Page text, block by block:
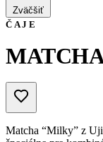
Zväčšiť
ČAJE
Matcha “Milky” z